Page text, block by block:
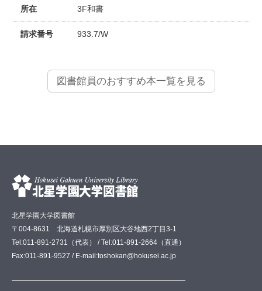
所在 3F和書
請求番号 933.7/W
図書館員のおすすめ本一覧を見る
北星学園大学図書館
〒004-8631 北海道札幌市厚別区大谷地西2丁目3-1
Tel:011-891-2731（代表） / Tel:011-891-2664（直通）
Fax:011-891-9527 / E-mail:toshokan@hokusei.ac.jp